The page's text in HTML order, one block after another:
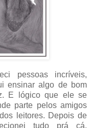
pessoas incríveis,
ensinar algo de bom
E lógico que ele se
parte pelos amigos
leitores. Depois de
tudo prá cá,